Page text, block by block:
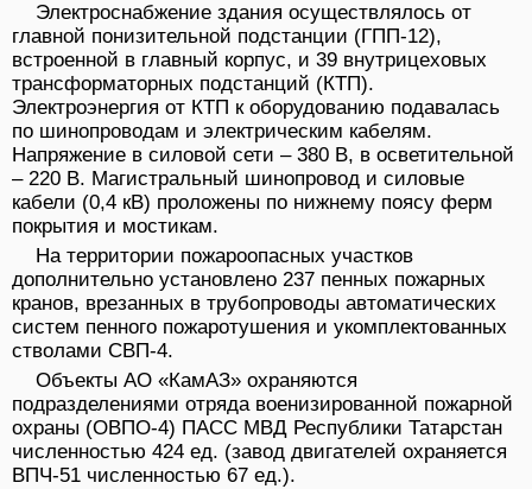
Электроснабжение здания осуществлялось от
главной понизительной подстанции (ГПП-12),
встроенной в главный корпус, и 39 внутрицеховых
трансформаторных подстанций (КТП).
Электроэнергия от КТП к оборудованию подавалась
по шинопроводам и электрическим кабелям.
Напряжение в силовой сети – 380 В, в осветительной
– 220 В. Магистральный шинопровод и силовые
кабели (0,4 кВ) проложены по нижнему поясу ферм
покрытия и мостикам.
На территории пожароопасных участков
дополнительно установлено 237 пенных пожарных
кранов, врезанных в трубопроводы автоматических
систем пенного пожаротушения и укомплектованных
стволами СВП-4.
Объекты АО «КамАЗ» охраняются
подразделениями отряда военизированной пожарной
охраны (ОВПО-4) ПАСС МВД Республики Татарстан
численностью 424 ед. (завод двигателей охраняется
ВПЧ-51 численностью 67 ед.).